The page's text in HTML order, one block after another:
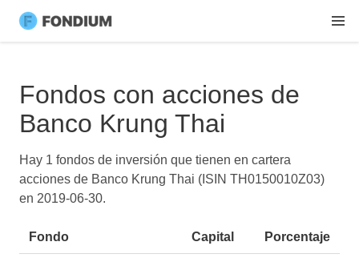
Fondos con acciones de
Banco Krung Thai
Hay 1 fondos de inversión que tienen en cartera
acciones de Banco Krung Thai (ISIN TH0150010Z03)
en 2019-06-30.
Fondo Capital Porcentaje